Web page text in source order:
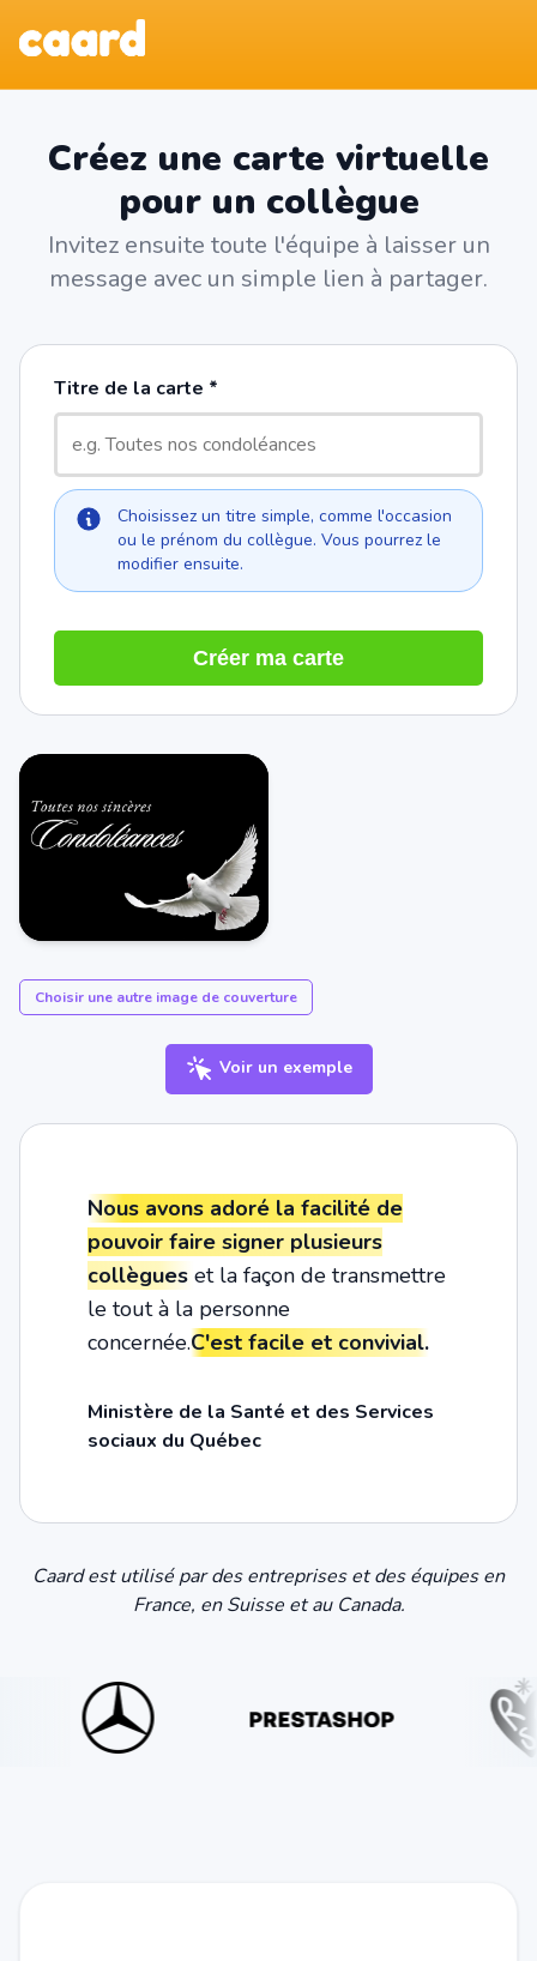
Créez une carte virtuelle
pour un collègue
Invitez ensuite toute l'équipe à laisser un
message avec un simple lien à partager.
Choisir une autre image de couverture
Titre de la carte
Choisissez un titre simple, comme l'occasion
ou le prénom du collègue. Vous pourrez le
modifier ensuite.
Créer ma carte
Voir un exemple
Nous avons adoré la facilité de
pouvoir faire signer plusieurs
collègues et la façon de transmettre
le tout à la personne
concernée.C'est facile et convivial.
Ministère de la Santé et des Services
sociaux du Québec
Caard est utilisé par des entreprises et des équipes en
France, en Suisse et au Canada.